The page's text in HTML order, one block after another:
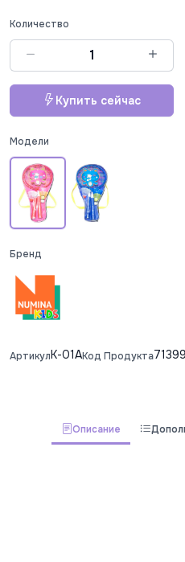
Количество
Купить сейчас
Модели
Бренд
АртикулK-01AКод Продукта
Описание